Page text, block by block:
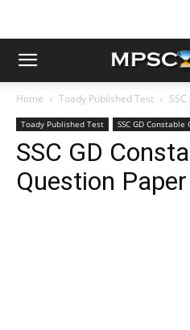
Home Toady Published Test
Toady Published Test SSC GD
SSC GD
Question